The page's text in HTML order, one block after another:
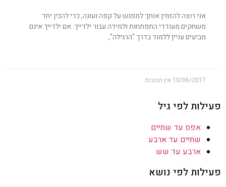
אני רוצה להזמין אותך למפגש על קפה ועוגה, כדי להכין יחד
משחקים מעודדי התפתחות ולמידה עבור ילדייך. אם ילדייך אינם
מביעים עניין ללמוד בדרך "הרגילה",
10/06/2017 אין תגובות
פעילות לפי גיל
אפס עד שתיים
שתיים עד ארבע
ארבע עד שש
פעילות לפי נושא